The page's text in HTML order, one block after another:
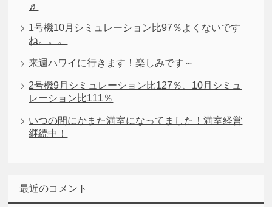
♬
1号機10月シミュレーション比97％よくないです
ね。。。
来週ハワイに行きます！楽しみです～
2号機9月シミュレーション比127％、10月シミュ
レーション比111％
いつの間にかまた満室になってました！満室経営
継続中！
最近のコメント